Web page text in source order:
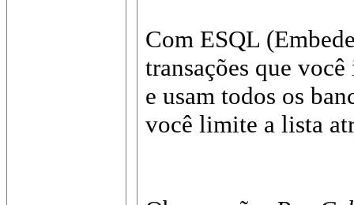
Com ESQL
transações que
e usam todos os
você limite a lista